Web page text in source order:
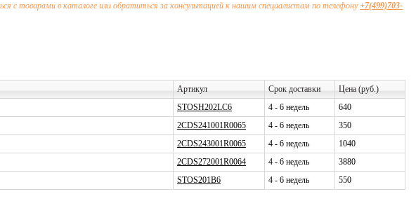
с товарами в каталоге или обратиться за консультацией к нашим специалистам по телефону+7(499)703-
Артикул Срок доставки
Цена (руб.)
STOSH202LC6 4 - 6 недель
640
2CDS241001R0065 4 - 6 недель
350
2CDS243001R0065 4 - 6 недель
1040
2CDS272001R0064 4 - 6 недель
3880
STOS201B6 4 - 6 недель 550